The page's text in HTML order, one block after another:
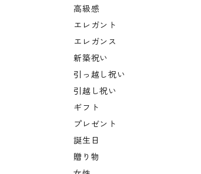
高級感
エレガント
エレガンス
新築祝い
引っ越し祝い
引越し祝い
ギフト
プレゼント
誕生日
贈り物